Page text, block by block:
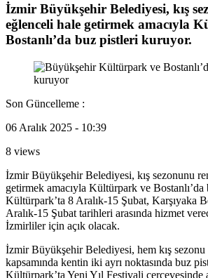
İzmir Büyükşehir Belediyesi, kış
eğlenceli hale getirmek amacıyla
Bostanlı’da buz pistleri kuruyor.
Son Güncelleme :
06 Aralık 2025 - 10:39
8 views
İzmir Büyükşehir Belediyesi, kış sezonunu
getirmek amacıyla Kültürpark ve
Kültürpark’ta 8 Aralık-15 Şubat, Karşıyaka
Aralık-15 Şubat tarihleri arasında hizmet
İzmirliler için açık olacak.
İzmir Büyükşehir Belediyesi, hem kış sezonu
kapsamında kentin iki ayrı noktasında buz
Kültürpark’ta Yeni Yıl Festivali çerçevesinde